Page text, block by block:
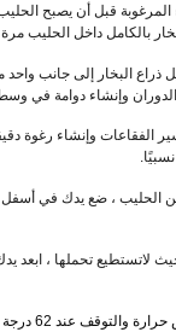
قبل أن يصبح الحليب
بالكامل داخل الحليب
ذراع البخار إلى جانب
وإنشاء دوامة في وسط
الفقاعات وإنشاء رغوة
الحليب ، ضع يدك في أسفل
لاتستطيع تحملها ، ابعد
يمكنك أيضًا